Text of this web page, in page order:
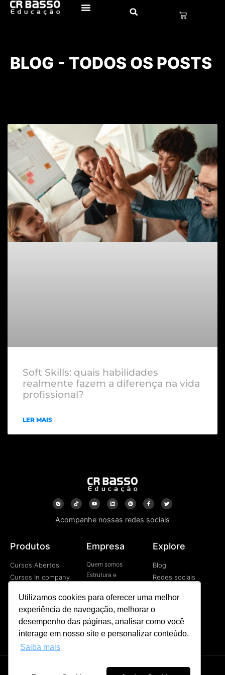
Utilizamos cookies para oferecer uma melhor
experiência de navegação, melhorar o
desempenho das páginas, analisar como você
interage em nosso site e personalizar conteúdo.
Saiba mais
BLOG - TODOS OS POSTS
Soft Skills: quais habilidades
realmente fazem a diferença na vida
profissional?
LER MAIS
Acompanhe nossas redes sociais
Produtos
Cursos Abertos
Cursos In company
Programa de
Desenvolvimetno de
Líderes
Palestras
Empresa
Quem somos
Estrutura e
Tecnologia
Contato
Explore
Blog
Redes sociais